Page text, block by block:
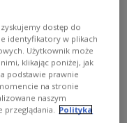
seiner Erklärung
Oktober in Brüssel.
Ost“ offiziell
Das gab
nach dem EU-
dostęp do
identyfikatory w plikach
Użytkownik może
klikając poniżej, jak
podstawie prawnie
na stronie
naszym
przeglądania. Polityka